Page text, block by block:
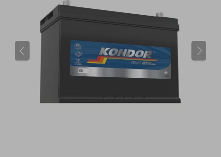
Lubricantes
Aerosoles